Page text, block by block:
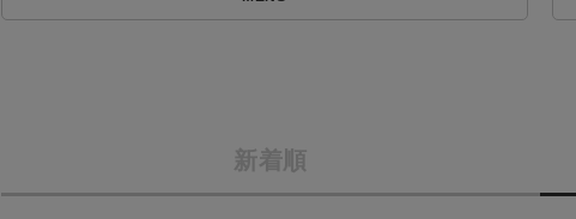
カテゴリから探す
価格
新着順